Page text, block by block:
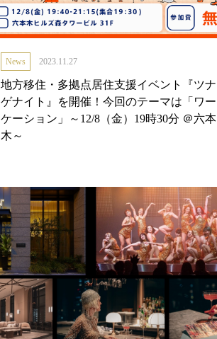
News 2023.11.27
地方移住・多拠点居住支援イベント『ツナ
ゲナイト』を開催！今回のテーマは「ワー
ケーション」～12/8（金）19時30分 ＠六本
木～